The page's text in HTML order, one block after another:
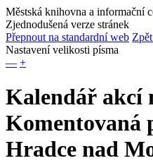
Městská knihovna a informační
Zjednodušená verze stránek
Přepnout na standardní web
Nastavení velikosti písma
— +
Kalendář akcí
Komentovaná
Hradce nad